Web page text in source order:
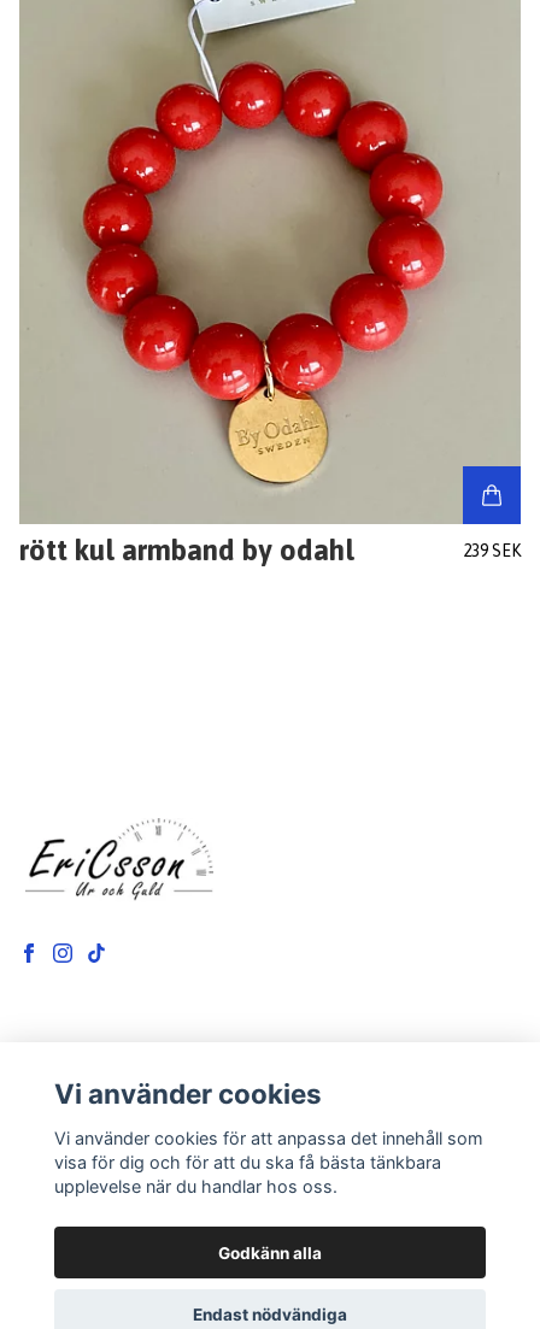
rött kul armband by odahl 239 SEK
Kontakt
Om oss
Vi använder cookies
Vi använder cookies för att anpassa det innehåll som
visa för dig och för att du ska få bästa tänkbara
upplevelse när du handlar hos oss.
Godkänn alla
Endast nödvändiga